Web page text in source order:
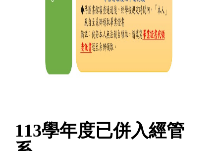
113學年度已併入經管